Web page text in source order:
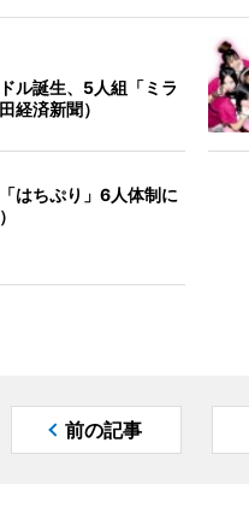
ル誕生、5人組「ミラ
経済新聞）
はちぷり」6人体制に
前の記事